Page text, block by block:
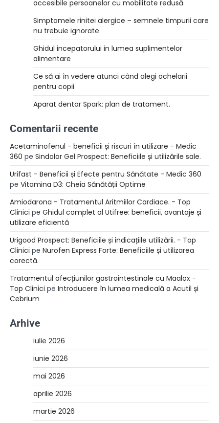
accesibile persoanelor cu mobilitate redusă
Simptomele rinitei alergice – semnele timpurii care
nu trebuie ignorate
Ghidul incepatorului in lumea suplimentelor
alimentare
Ce să ai în vedere atunci când alegi ochelarii
pentru copii
Aparat dentar Spark: plan de tratament.
Comentarii recente
Acetaminofenul - beneficii și riscuri în utilizare - Medic
360 pe Sindolor Gel Prospect: Beneficiile și utilizările sale.
Urifast - Beneficii și Efecte pentru Sănătate - Medic 360
pe Vitamina D3: Cheia Sănătății Optime
Amiodarona - Tratamentul Aritmiilor Cardiace. - Top
Clinici pe Ghidul complet al Utifree: beneficii, avantaje și
utilizare eficientă
Urigood Prospect: Beneficiile și indicațiile utilizării. - Top
Clinici pe Nurofen Express Forte: Beneficiile și utilizarea
corectă.
Tratamentul afecțiunilor gastrointestinale cu Maalox -
Top Clinici pe Introducere în lumea medicală a Acutil și
Cebrium
Arhive
iulie 2026
iunie 2026
mai 2026
aprilie 2026
martie 2026